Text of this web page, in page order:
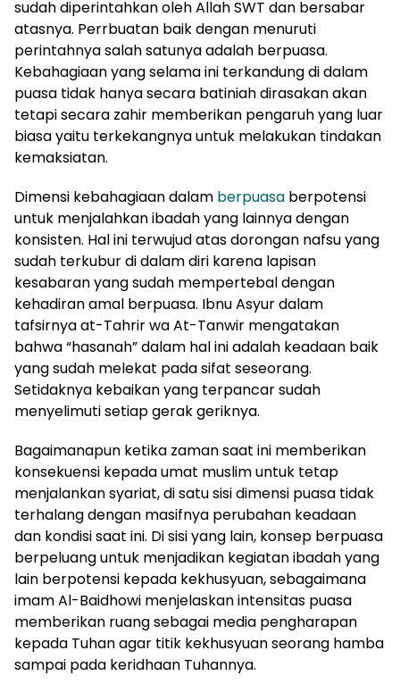
sudah diperintahkan oleh Allah SWT dan bersabar
atasnya. Perrbuatan baik dengan menuruti
perintahnya salah satunya adalah berpuasa.
Kebahagiaan yang selama ini terkandung di dalam
puasa tidak hanya secara batiniah dirasakan akan
tetapi secara zahir memberikan pengaruh yang luar
biasa yaitu terkekangnya untuk melakukan tindakan
kemaksiatan.
Dimensi kebahagiaan dalam berpuasa berpotensi
untuk menjalahkan ibadah yang lainnya dengan
konsisten. Hal ini terwujud atas dorongan nafsu yang
sudah terkubur di dalam diri karena lapisan
kesabaran yang sudah mempertebal dengan
kehadiran amal berpuasa. Ibnu Asyur dalam
tafsirnya at-Tahrir wa At-Tanwir mengatakan
bahwa “hasanah” dalam hal ini adalah keadaan baik
yang sudah melekat pada sifat seseorang.
Setidaknya kebaikan yang terpancar sudah
menyelimuti setiap gerak geriknya.
Bagaimanapun ketika zaman saat ini memberikan
konsekuensi kepada umat muslim untuk tetap
menjalankan syariat, di satu sisi dimensi puasa tidak
terhalang dengan masifnya perubahan keadaan
dan kondisi saat ini. Di sisi yang lain, konsep berpuasa
berpeluang untuk menjadikan kegiatan ibadah yang
lain berpotensi kepada kekhusyuan, sebagaimana
imam Al-Baidhowi menjelaskan intensitas puasa
memberikan ruang sebagai media pengharapan
kepada Tuhan agar titik kekhusyuan seorang hamba
sampai pada keridhaan Tuhannya.